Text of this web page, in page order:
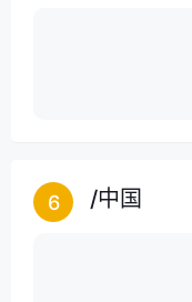
6 /中国